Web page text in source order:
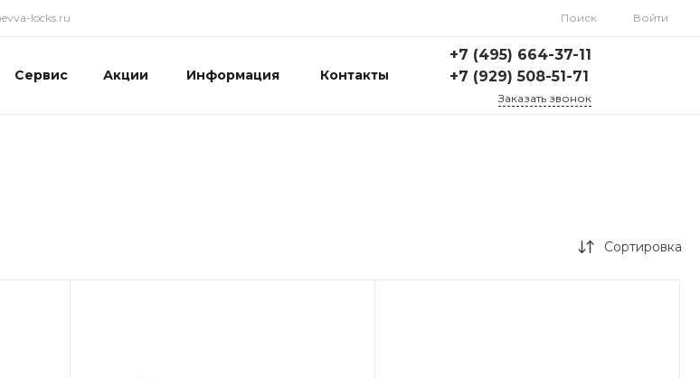
locks.ru Поиск Войти
Сервис Акции Информация Контакты
+7 (495) 664-37-11
+7 (929) 508-51-71
Заказать звонок
Сортировка